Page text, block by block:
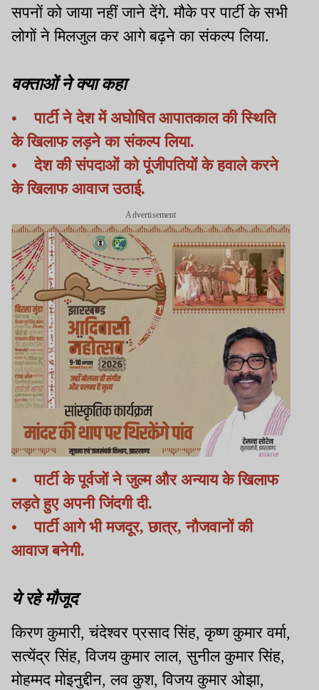
सपनों को जाया नहीं जाने देंगे. मौके पर पार्टी के सभी
लोगों ने मिलजुल कर आगे बढ़ने का संकल्प लिया.
वक्ताओं ने क्या कहा
• पार्टी ने देश में अघोषित आपातकाल की स्थिति
के खिलाफ लड़ने का संकल्प लिया.
• देश की संपदाओं को पूंजीपतियों के हवाले करने
के खिलाफ आवाज उठाई.
Advertisement
• पार्टी के पूर्वजों ने जुल्म और अन्याय के खिलाफ
लड़ते हुए अपनी जिंदगी दी.
• पार्टी आगे भी मजदूर, छात्र, नौजवानों की
आवाज बनेगी.
ये रहे मौजूद
किरण कुमारी, चंदेश्वर प्रसाद सिंह, कृष्ण कुमार वर्मा,
सत्येंद्र सिंह, विजय कुमार लाल, सुनील कुमार सिंह,
मोहम्मद मोइनुद्दीन, लव कुश, विजय कुमार ओझा,